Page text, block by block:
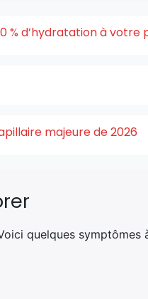
% d’hydratation à votre
majeure de 2026
quelques symptômes